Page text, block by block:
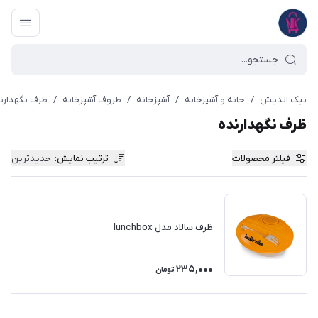
نیک اندیش / خانه و آشپزخانه / آشپزخانه / ظروف آشپزخانه / ظرف
ظرف نگهدارنده
فیلتر محصولات ترتیب نمایش: جدیدترین
ظرف سالاد مدل lunchbox
235,000 تومان